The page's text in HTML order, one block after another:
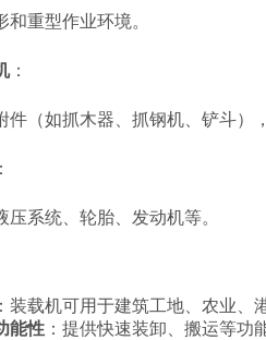
和重型作业环境。
：
件（如抓木器、抓钢机、铲斗）
：
压系统、轮胎、发动机等。
：装载机可用于建筑工地、农业、
能性 ：提供快速装卸、搬运等功